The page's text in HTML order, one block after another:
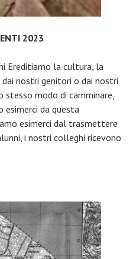
2023
Ereditiamo la cultura, la
nostri genitori o dai nostri
modo di camminare,
esimerci da questa
esimerci dal trasmettere
i nostri colleghi ricevono